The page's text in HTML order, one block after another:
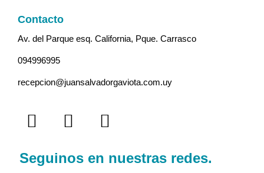
Contacto
Av. del Parque esq. California, Pque. Carrasco
094996995
recepcion@juansalvadorgaviota.com.uy
Seguinos en nuestras redes.